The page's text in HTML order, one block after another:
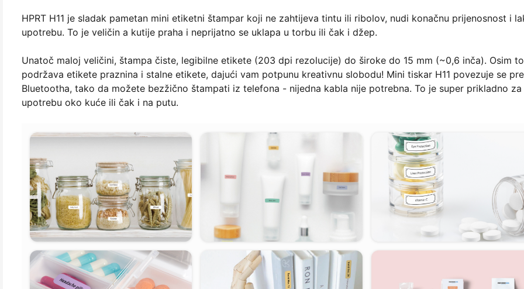
HPRT H11 je sladak pametan mini etiketni štampar koji ne zahtijeva tintu ili ribolov, nudi konačnu prijenosnost i
upotrebu. To je veličin a kutije praha i neprijatno se uklapa u torbu ili čak i džep.
Unatoč maloj veličini, štampa čiste, legibilne etikete (203 dpi rezolucije) do široke do 15 mm (~0,6 inča). Osim
podržava etikete praznina i stalne etikete, dajući vam potpunu kreativnu slobodu! Mini tiskar H11 povezuje se
Bluetootha, tako da možete bezžično štampati iz telefona - nijedna kabla nije potrebna. To je super prikladno za
upotrebu oko kuće ili čak i na putu.